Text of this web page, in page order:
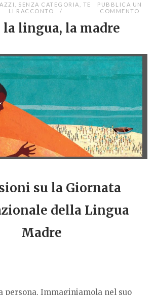
SENZA CATEGORIA
TE
LI RACCONTO
PUBBLICA UN
COMMENTO
lingua, la madre
su la Giornata
della Lingua
Madre
persona. Immaginiamola nel suo